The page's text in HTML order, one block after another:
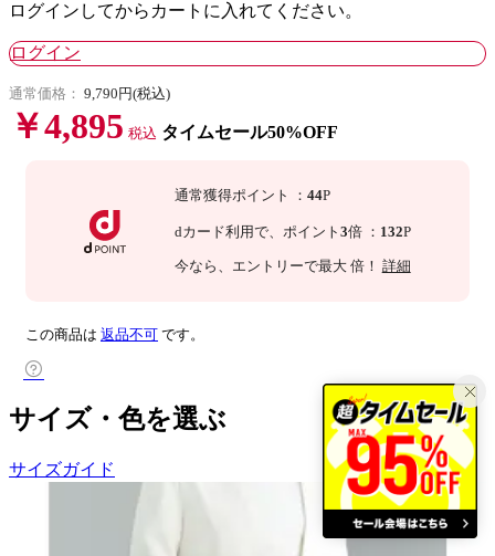
ログインしてからカートに入れてください。
ログイン
通常価格： 9,790円(税込)
￥4,895 税込 タイムセール50%OFF
通常獲得ポイント ： 44P
dカード利用で、 ポイント 3倍 ： 132P
今なら 、エントリーで最大 倍！ 詳細
この商品は 返品不可 です。
サイズ・色を選ぶ
サイズガイド